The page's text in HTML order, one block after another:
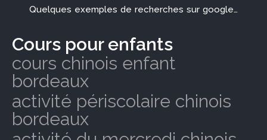
Quelques exemples de recherches sur google…
Cours pour enfants
cours chinois enfant
bordeaux
activité périscolaire chinois
bordeaux